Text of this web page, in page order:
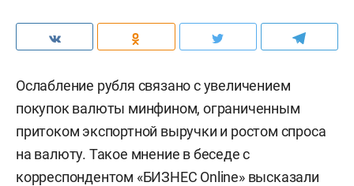
Ослабление рубля связано с увеличением
покупок валюты минфином, ограниченным
притоком экспортной выручки и ростом спроса
на валюту. Такое мнение в беседе с
корреспондентом «БИЗНЕС Online» высказали